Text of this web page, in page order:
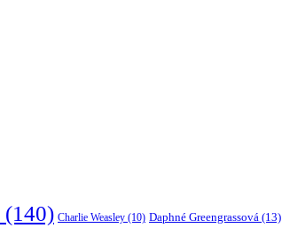
(140) Charlie Weasley (10) Daphné Greengrassová (13)